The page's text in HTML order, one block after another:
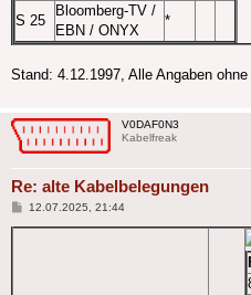
S 25
Bloomberg-TV /
EBN / ONYX
*
Stand: 4.12.1997, Alle Angaben ohne
V0DAF0N3
Kabelfreak
Re: alte Kabelbelegungen
Beitrag
12.07.2025, 21:44